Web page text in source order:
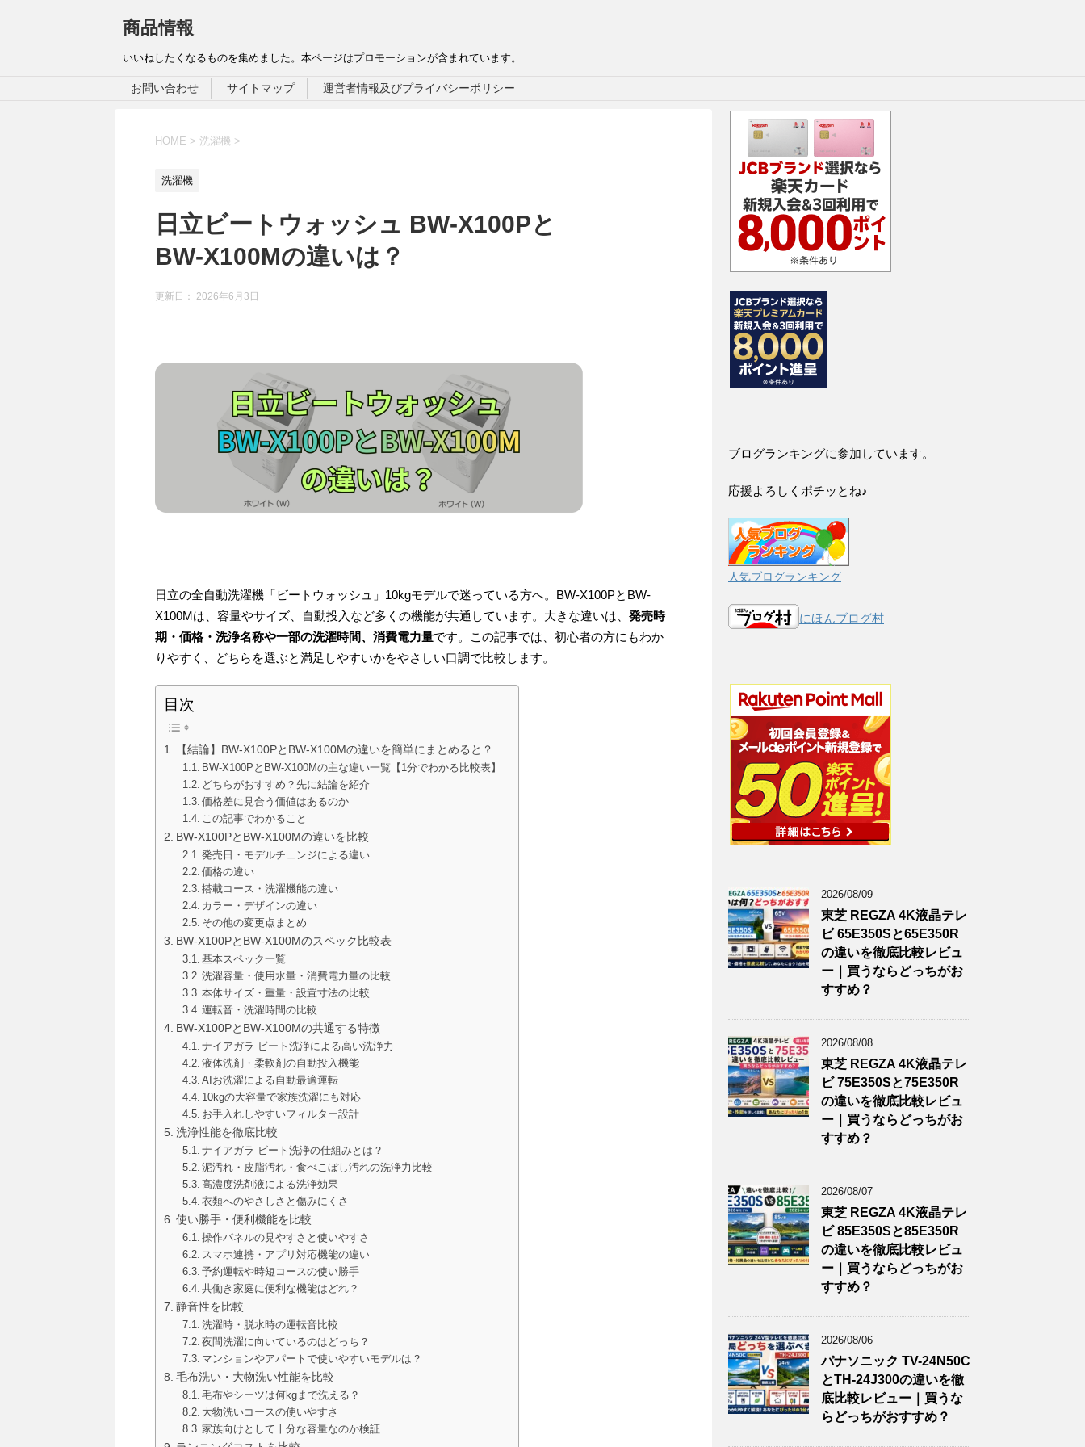
商品情報
いいねしたくなるものを集めました。本ページはプロモーションが含まれています。
お問い合わせ サイトマップ 運営者情報及びプライバシーポリシー
HOME > 洗濯機 >
洗濯機
日立ビートウォッシュ BW‑X100Pと
BW‑X100Mの違いは？
更新日： 2026年6月3日
日立の全自動洗濯機「ビートウォッシュ」10kgモデルで迷っている方へ。BW-X100PとBW-
X100Mは、容量やサイズ、自動投入など多くの機能が共通しています。大きな違いは、 発売時
期・価格・洗浄名称や一部の洗濯時間、消費電力量です。この記事では、初心者の方にもわか
りやすく、どちらを選ぶと満足しやすいかをやさしい口調で比較します。
目次
【結論】BW-X100PとBW-X100Mの違いを簡単にまとめると？
BW-X100PとBW-X100Mの主な違い一覧【1分でわかる比較表】
どちらがおすすめ？先に結論を紹介
価格差に見合う価値はあるのか
この記事でわかること
BW-X100PとBW-X100Mの違いを比較
発売日・モデルチェンジによる違い
価格の違い
搭載コース・洗濯機能の違い
カラー・デザインの違い
その他の変更点まとめ
BW-X100PとBW-X100Mのスペック比較表
基本スペック一覧
洗濯容量・使用水量・消費電力量の比較
本体サイズ・重量・設置寸法の比較
運転音・洗濯時間の比較
BW-X100PとBW-X100Mの共通する特徴
ナイアガラ ビート洗浄による高い洗浄力
液体洗剤・柔軟剤の自動投入機能
AIお洗濯による自動最適運転
10kgの大容量で家族洗濯にも対応
お手入れしやすいフィルター設計
洗浄性能を徹底比較
ナイアガラ ビート洗浄の仕組みとは？
泥汚れ・皮脂汚れ・食べこぼし汚れの洗浄力比較
高濃度洗剤液による洗浄効果
衣類へのやさしさと傷みにくさ
使い勝手・便利機能を比較
操作パネルの見やすさと使いやすさ
スマホ連携・アプリ対応機能の違い
予約運転や時短コースの使い勝手
共働き家庭に便利な機能はどれ？
静音性を比較
洗濯時・脱水時の運転音比較
夜間洗濯に向いているのはどっち？
マンションやアパートで使いやすいモデルは？
毛布洗い・大物洗い性能を比較
毛布やシーツは何kgまで洗える？
大物洗いコースの使いやすさ
家族向けとして十分な容量なのか検証
ブログランキングに参加しています。
応援よろしくポチッとね♪
人気ブログランキング
にほんブログ村
2026/08/09
東芝 REGZA 4K液晶テレ
ビ 65E350Sと65E350R
の違いを徹底比較レビュ
ー｜買うならどっちがお
すすめ？
2026/08/08
東芝 REGZA 4K液晶テレ
ビ 75E350Sと75E350R
の違いを徹底比較レビュ
ー｜買うならどっちがお
すすめ？
2026/08/07
東芝 REGZA 4K液晶テレ
ビ 85E350Sと85E350R
の違いを徹底比較レビュ
ー｜買うならどっちがお
すすめ？
2026/08/06
パナソニック TV-24N50C
とTH-24J300の違いを徹
底比較レビュー｜買うな
らどっちがおすすめ？